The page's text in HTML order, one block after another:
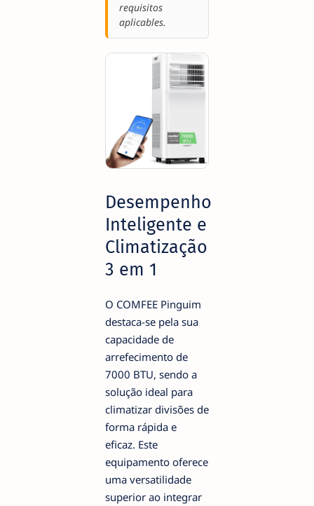
requisitos
aplicables.
Desempenho
Inteligente e
Climatização
3 em 1
O COMFEE Pinguim
destaca-se pela sua
capacidade de
arrefecimento de
7000 BTU, sendo a
solução ideal para
climatizar divisões de
forma rápida e
eficaz. Este
equipamento oferece
uma versatilidade
superior ao integrar